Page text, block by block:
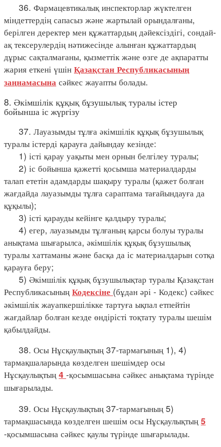
36. Фармацевтикалық инспекторлар жүктелген
міндеттердің сапасыз және жартылай орындалғаны,
берілген деректер мен құжаттардың дәйексіздігі, сондай-
ақ тексерулердің нәтижесінде алынған құжаттардың
дұрыс сақталмағаны, қызметтік және өзге де ақпаратты
жария еткені үшін Қазақстан Республикасының
заңнамасына сәйкес жауапты болады.
8. Әкімшілік құқық бұзушылық туралы істер
бойынша іс жүргізу
37. Лауазымды тұлға әкімшілік құқық бұзушылық
туралы істерді қарауға дайындау кезінде:
1) істі қарау уақыты мен орнын белгілеу туралы;
2) іс бойынша қажетті қосымша материалдарды
талап ететін адамдарды шақыру туралы (қажет болған
жағдайда лауазымды тұлға сараптама тағайындауға да
құқылы);
3) істі қарауды кейінге қалдыру туралы;
4) егер, лауазымды тұлғаның қарсы болуы туралы
анықтама шығарылса, әкімшілік құқық бұзушылық
туралы хаттаманы және басқа да іс материалдарын сотқа
қарауға беру;
5) Әкімшілік құқық бұзушылықтар туралы Қазақстан
Республикасының Кодексіне (бұдан әрі - Кодекс) сәйкес
әкімшілік жауапкершілікке тартуға ықпал етпейтін
жағдайлар болған кезде өндірісті тоқтату туралы шешім
қабылдайды.
38. Осы Нұсқаулықтың 37-тармағының 1), 4)
тармақшаларында көзделген шешімдер осы
Нұсқаулықтың 4 -қосымшасына сәйкес анықтама түрінде
шығарылады.
39. Осы Нұсқаулықтың 37-тармағының 5)
тармақшасында көзделген шешім осы Нұсқаулықтың 5
-қосымшасына сәйкес қаулы түрінде шығарылады.